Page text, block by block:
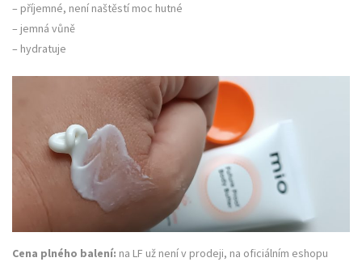
– příjemné, není naštěstí moc hutné
– jemná vůně
– hydratuje
Cena plného balení: na LF už není v prodeji, na oficiálním eshopu